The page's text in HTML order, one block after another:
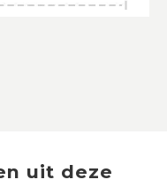
uit deze